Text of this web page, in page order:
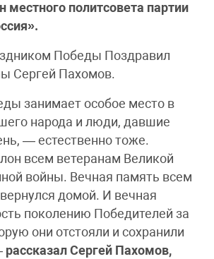
местного политсовета партии
Победы Поздравил
Сергей Пахомов.
занимает особое место в
народа и люди, давшие
— естественно тоже.
всем ветеранам Великой
войны. Вечная память всем
домой. И вечная
поколению Победителей за
они отстояли и сохранили
рассказал Сергей Пахомов,